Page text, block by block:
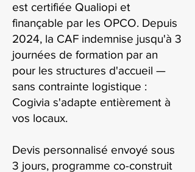
est certifiée Qualiopi et
finançable par les OPCO. Depuis
2024, la CAF indemnise jusqu'à 3
journées de formation par an
pour les structures d'accueil —
sans contrainte logistique :
Cogivia s'adapte entièrement à
vos locaux.
Devis personnalisé envoyé sous
3 jours, programme co-construit